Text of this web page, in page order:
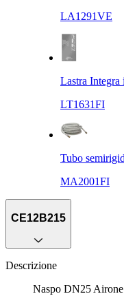
LA1291VE
Lastra
LT1631FI
Tubo
MA2001FI
CE12B215
Descrizione
Naspo DN25 Airone